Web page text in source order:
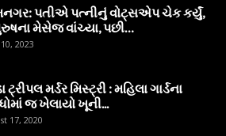
પતીએ પત્નીનું વોટ્સએપ ચેક કર્યું,
મેસેજ વાંચ્યા, પછી…
2023
ટ્રીપલ મર્ડર મિસ્ટ્રી : મહિલા ગાર્ડના
જ ખેલાયો ખૂની...
17, 2020